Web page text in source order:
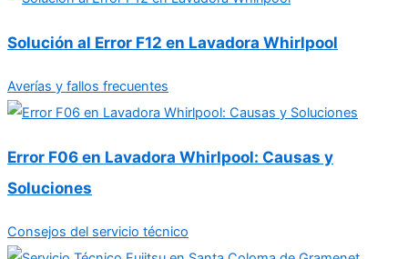
Solución al Error F12 en Lavadora Whirlpool
Averías y fallos frecuentes
Error F06 en Lavadora Whirlpool: Causas y
Soluciones
Consejos del servicio técnico